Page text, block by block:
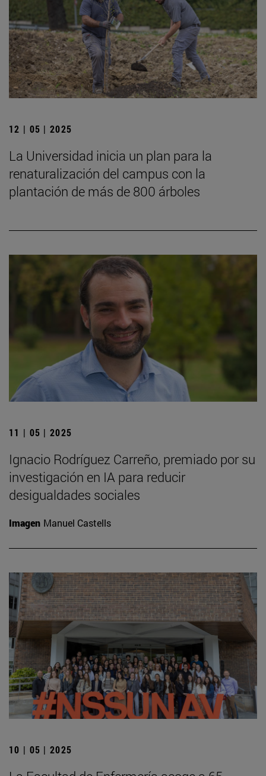
12 | 05 | 2025
La Universidad inicia un plan para la
renaturalización del campus con la
plantación de más de 800 árboles
11 | 05 | 2025
Ignacio Rodríguez Carreño, premiado por su
investigación en IA para reducir
desigualdades sociales
Imagen Manuel Castells
10 | 05 | 2025